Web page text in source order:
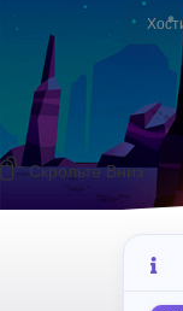
Скрольте Вниз